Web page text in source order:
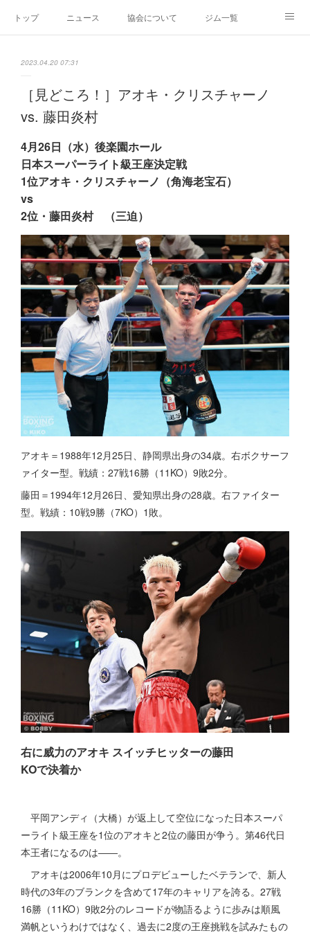
トップ ニュース 協会について ジム一覧
2023.04.20 07:31
［見どころ！］アオキ・クリスチャーノ
vs. 藤田炎村
4月26日（水）後楽園ホール
日本スーパーライト級王座決定戦
1位アオキ・クリスチャーノ（角海老宝石）
vs
2位・藤田炎村 （三迫）
アオキ＝1988年12月25日、静岡県出身の34歳。右ボクサーフ
ァイター型。戦績：27戦16勝（11KO）9敗2分。
藤田＝1994年12月26日、愛知県出身の28歳。右ファイター
型。戦績：10戦9勝（7KO）1敗。
右に威力のアオキ スイッチヒッターの藤田
KOで決着か
平岡アンディ（大橋）が返上して空位になった日本スーパ
ーライト級王座を1位のアオキと2位の藤田が争う。第46代日
本王者になるのは――。
アオキは2006年10月にプロデビューしたベテランで、新人
時代の3年のブランクを含めて17年のキャリアを誇る。27戦
16勝（11KO）9敗2分のレコードが物語るように歩みは順風
満帆というわけではなく、過去に2度の王座挑戦を試みたもの